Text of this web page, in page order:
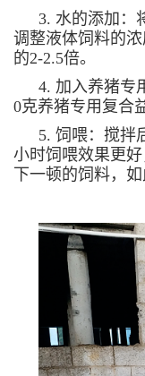
3. 水的添加：
调整液体饲料的
的2-2.5倍。
4. 加入养猪专
0克养猪专用复合
5. 饲喂：搅拌
小时饲喂效果更
下一顿的饲料，如